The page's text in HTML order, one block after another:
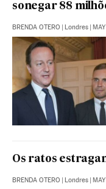
sonegar 88
BRENDA OTERO | Londres |
Os ratos
BRENDA OTERO | Londres |